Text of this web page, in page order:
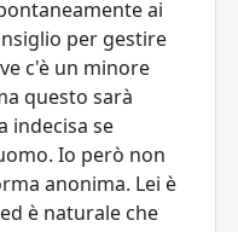
ai
per gestire
c'è un minore
questo sarà
indecisa se
Io però non
anonima. Lei è
è naturale che